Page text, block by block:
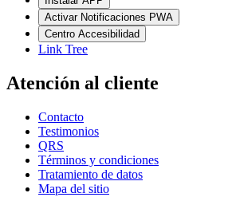
Activar Notificaciones PWA
Centro Accesibilidad
Link Tree
Atención al cliente
Contacto
Testimonios
QRS
Términos y condiciones
Tratamiento de datos
Mapa del sitio